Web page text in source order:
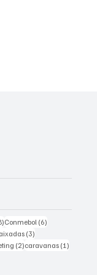
8 posts
Conmebol (6)
(3)
(2)2 posts
caravanas (1)